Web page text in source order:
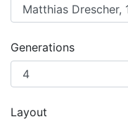
Generations
Layout